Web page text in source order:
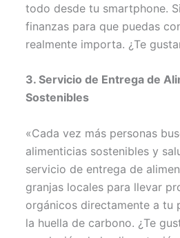
todo desde tu smartphone.
finanzas para que puedas
realmente importa. ¿Te
3. Servicio de Entrega de
Sostenibles
«Cada vez más personas
alimenticias sostenibles y
servicio de entrega de
granjas locales para llevar
orgánicos directamente a tu
la huella de carbono. ¿Te